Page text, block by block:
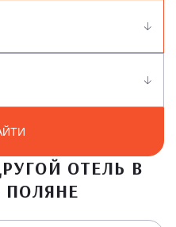
ОТЕЛЬ В
ПОЛЯНЕ